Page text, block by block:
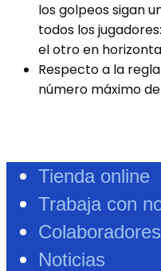
los golpeos sigan
todos los
el otro en
Respecto a la
número máximo
Tienda online
Trabaja con
Colaboradores
Noticias